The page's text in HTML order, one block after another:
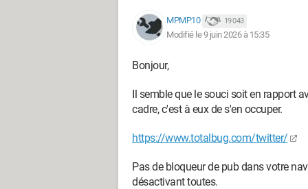
MPMP10 19 043
Modifié le 9 juin 2026 à 15:35
Bonjour,
Il semble que le souci soit en rapport
cadre, c'est à eux de s'en occuper.
https://www.totalbug.com/twitter/
Pas de bloqueur de pub dans votre
désactivant toutes.